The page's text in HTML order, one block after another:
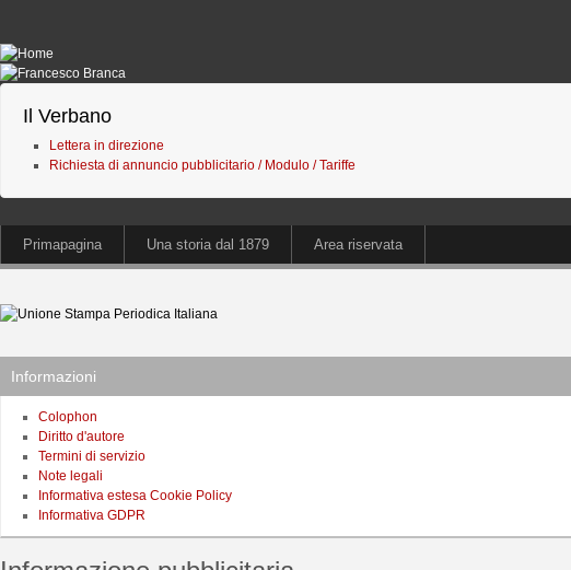
Il Verbano
Lettera in direzione
Richiesta di annuncio pubblicitario / Modulo / Tariffe
Primapagina Una storia dal 1879 Area riservata
Informazioni
Colophon
Diritto d'autore
Termini di servizio
Note legali
Informativa estesa Cookie Policy
Informativa GDPR